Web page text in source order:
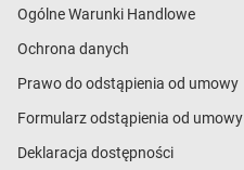
Ogólne Warunki Handlowe
Ochrona danych
Prawo do odstąpienia od umowy
Formularz odstąpienia od umowy
Deklaracja dostępności